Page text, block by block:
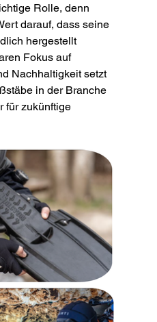
Rolle, denn
darauf, dass seine
hergestellt
Fokus auf
Nachhaltigkeit setzt
in der Branche
für zukünftige